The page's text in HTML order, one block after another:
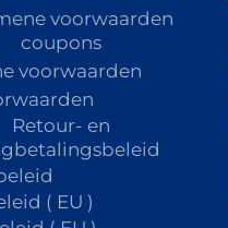
voorwaarden
coupons
voorwaarden
Retour- en
( EU )